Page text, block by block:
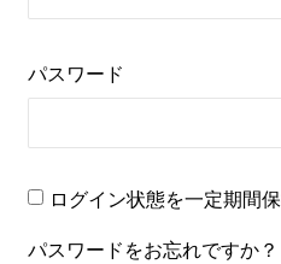
パスワード
ログイン状態を一定期間
パスワードをお忘れですか